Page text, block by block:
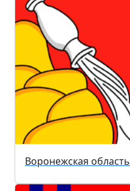
Воронежская область